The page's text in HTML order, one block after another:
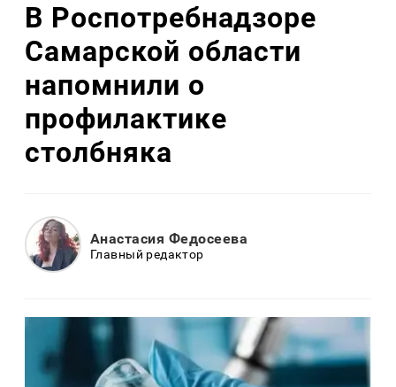
В Роспотребнадзоре
Самарской области
напомнили о
профилактике
столбняка
Анастасия Федосеева
Главный редактор